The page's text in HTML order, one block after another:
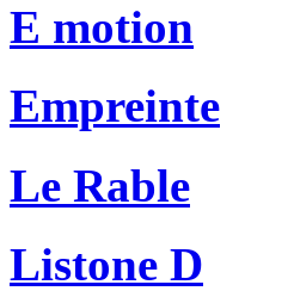
E motion
Empreinte
Le Rable
Listone D